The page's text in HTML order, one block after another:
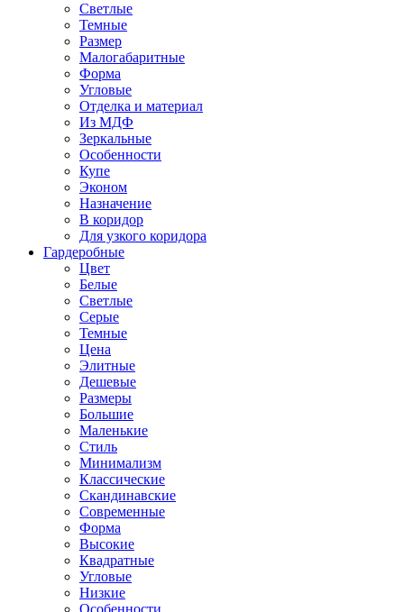
Светлые
Темные
Размер
Малогабаритные
Форма
Угловые
Отделка и материал
Из МДФ
Зеркальные
Особенности
Купе
Эконом
Назначение
В коридор
Для узкого коридора
Гардеробные
Цвет
Белые
Светлые
Серые
Темные
Цена
Элитные
Дешевые
Размеры
Большие
Маленькие
Стиль
Минимализм
Классические
Скандинавские
Современные
Форма
Высокие
Квадратные
Угловые
Низкие
Особенности